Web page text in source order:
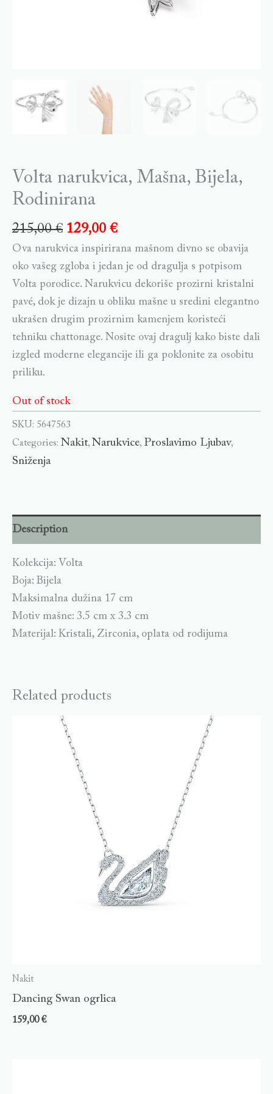
Volta narukvica, Mašna, Bijela,
Rodinirana
215,00€ 129,00 €
Ova narukvica inspirirana mašnom divno se obavija
oko vašeg zgloba i jedan je od dragulja s potpisom
Volta porodice. Narukvicu dekoriše prozirni kristalni
pavé, dok je dizajn u obliku mašne u sredini elegantno
ukrašen drugim prozirnim kamenjem koristeći
tehniku ​​chattonage. Nosite ovaj dragulj kako biste dali
izgled moderne elegancije ili ga poklonite za osobitu
priliku.
Out of stock
SKU: 5647563
Categories: Nakit, Narukvice, Proslavimo Ljubav,
Sniženja
Description
Kolekcija: Volta
Boja: Bijela
Maksimalna dužina 17 cm
Motiv mašne: 3.5 cm x 3.3 cm
Materijal: Kristali, Zirconia, oplata od rodijuma
Related products
Nakit
Dancing Swan ogrlica
159,00€